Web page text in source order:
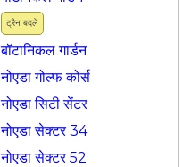
ट्रैन बदलें
बॉटानिकल गार्डन
नोएडा गोल्फ कोर्स
नोएडा सिटी सेंटर
नोएडा सेक्टर 34
नोएडा सेक्टर 52